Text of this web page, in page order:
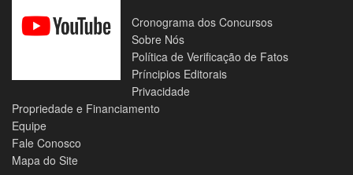
Cronograma dos Concursos
Sobre Nós
Política de Verificação de Fatos
Príncipios Editorais
Privacidade
Propriedade e Financiamento
Equipe
Fale Conosco
Mapa do Site